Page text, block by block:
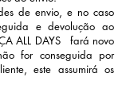
de envio, e no caso
e devolução ao
ALL DAYS fará novo
for conseguida por
este assumirá os